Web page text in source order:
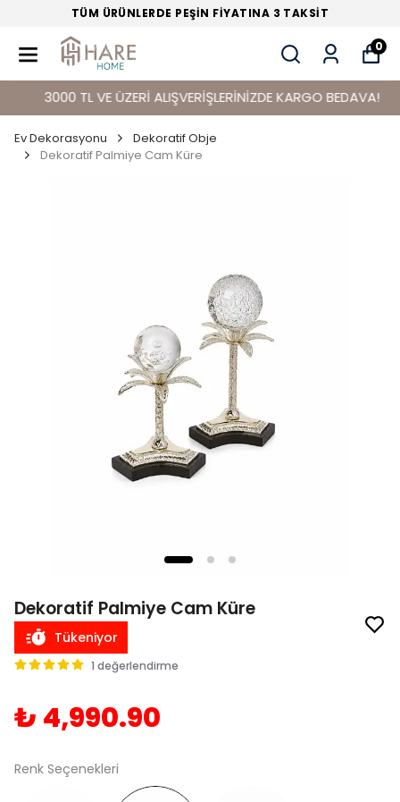
TÜM ÜRÜNLERDE PEŞİN FİYATINA 3 TAKSİT
0
3000 TL VE ÜZERİ ALIŞVERİŞLERİNİZDE KARGO BEDAVA!
Ev Dekorasyonu
Dekoratif Obje
Dekoratif Palmiye Cam Küre
Dekoratif Palmiye Cam Küre
Tükeniyor
1 değerlendirme
₺ 4,990.90
Renk Seçenekleri